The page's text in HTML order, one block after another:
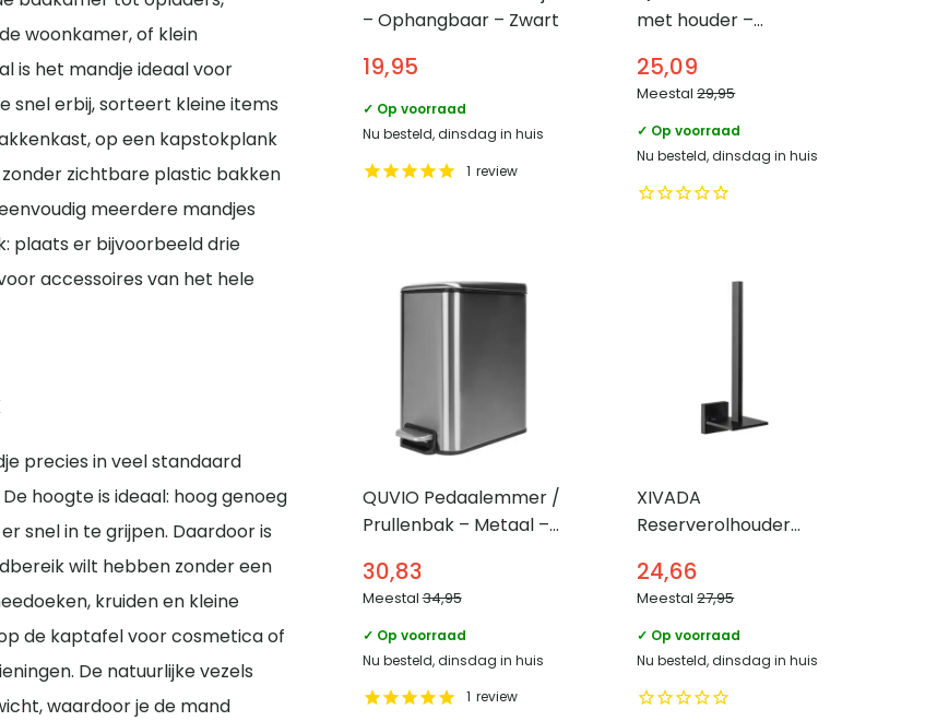
woonkamer, of klein
is het mandje ideaal voor
snel erbij, sorteert kleine items
op een kapstokplank
zichtbare plastic bakken
meerdere mandjes
plaats er bijvoorbeeld drie
accessoires van het hele
precies in veel standaard
hoogte is ideaal: hoog genoeg
snel in te grijpen. Daardoor is
wilt hebben zonder een
kruiden en kleine
de kaptafel voor cosmetica of
De natuurlijke vezels
waardoor je de mand
– Ophangbaar – Zwart
19,95
✓ Op voorraad
Nu besteld, dinsdag in huis
1 review
met houder –
25,09
Meestal29,95
✓ Op voorraad
Nu besteld, dinsdag in huis
QUVIO Pedaalemmer /
Prullenbak – Metaal –
30,83
Meestal34,95
✓ Op voorraad
Nu besteld, dinsdag in huis
1 review
XIVADA
Reserverolhouder
rollen – Hangend –
Zwart
24,66
Meestal27,95
✓ Op voorraad
Nu besteld, dinsdag in huis